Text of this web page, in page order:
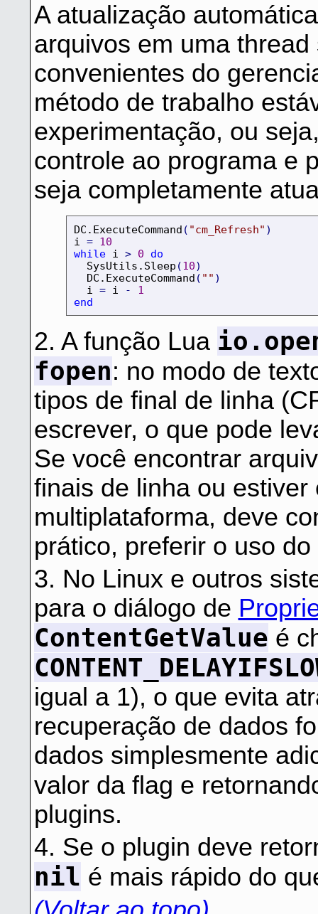
A atualização
arquivos em uma
convenientes do
método de trabalho
experimentação, ou
controle ao programa e
seja completamente
DC.ExecuteCommand ( "cm_Refresh" )
i =
10
while i > 0
do
  SysUtils.Sleep
(10)
  DC.ExecuteCommand
( "" )
  i
= i -
1
end
2. A função Lua
fopen: no modo de
tipos de final de linha
escrever, o que pode
Se você encontrar
finais de linha ou
multiplataforma, deve
prático, preferir o uso
3. No Linux e outros
para o diálogo de
ContentGetValue é
igual a 1), o que evita
recuperação de dados
dados simplesmente
valor da flag e
plugins.
4. Se o plugin deve
nil é mais rápido do